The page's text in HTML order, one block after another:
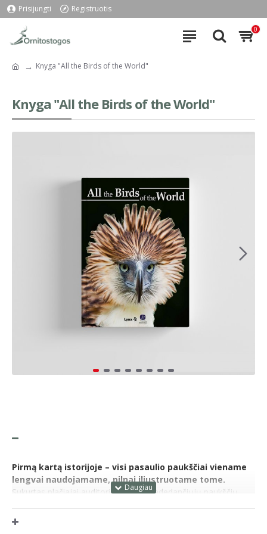
Prisijungti Registruotis
0
Knyga "All the Birds of the World"
Knyga "All the Birds of the World"
Pirmą kartą istorijoje – visi pasaulio paukščiai viename
lengvai naudojamame, pilnai iliustruotame tome.
Sukurtas plačiajai auditorijai – nuo pradedančiųjų paukščių
įvairovė, – šis leidinys siūlo ką nors kiekvienam.